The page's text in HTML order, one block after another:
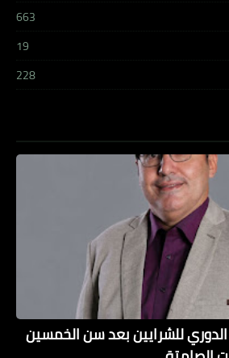
663
19
228
للشرايين بعد سن الخمسين